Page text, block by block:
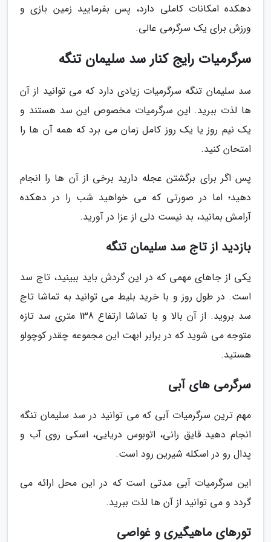
دهکده امکانات کاملی دارد، پس بفرمایید زمین بازی و
ورزش برای یک سرگرمی عالی.
سرگرمیات رایج کنار سد سلیمان تنگه
سد سلیمان تنگه سرگرمیات زیادی دارد که می توانید از آن
ها لذت ببرید. این سرگرمیات مخصوص این سد هستند و
یک نیم روز یا یک روز کامل زمان می برد که همه آن ها را
امتحان کنید.
پس اگر برای برگشتن عجله دارید برخی از آن ها را انجام
دهید؛ اما در صورتی که می خواهید شب را در دهکده
آرامش بمانید، بد نیست دلی از عزا در آورید.
بازدید از تاج سد سلیمان تنگه
یکی از جاهای مهمی که در این گردش باید ببینید، تاج سد
است. در طول روز و با خرید بلیط می توانید به تماشا تاج
سد بروید. از آن بالا و با تماشا ارتفاع 138 متری سد تازه
متوجه می شوید که در برابر ابهت این مجموعه چقدر کوچولو
هستید.
سرگرمی های آبی
مهم ترین سرگرمیات آبی که می توانید در سد سلیمان تنگه
انجام دهید قایق رانی، اتوبوس دریایی، اسکی روی آب و
پدال رو در اسکله شیرین رود است.
این سرگرمیات آبی مدتی است که در این محل ارائه می
گردد و می توانید از آن ها لذت ببرید.
تورهای ماهیگیری و غواصی